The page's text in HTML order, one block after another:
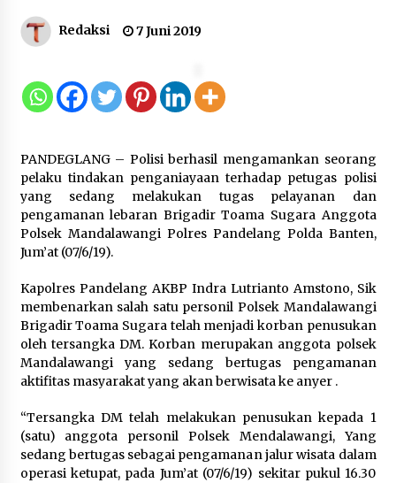
Dorong Angka Partisipasi Sekolah
7 Agustus 2026
Kelompok 83 Laksanakan
Pendampingan Pembuatan Spanduk
Sebagai Upaya Memperkuat
Pemasaran UMKM di Desa Cempaka
6 Agustus 2026
Jaga Kebugaran Petugas, Lapas
Kelas I Tangerang Gelar Cek
Kesehatan Gratis dan Skrining TB
Lanjutan
6 Agustus 2026
Kemenkum Malut Dorong
Perlindungan Hak Cipta Musik di Era
Digital, Sosialisasikan Pencatatan
Gratis dan Penguatan Royalti
Redaksi 7 Juni 2019
PANDEGLANG – Polisi berhasil mengamankan seorang
pelaku tindakan penganiayaan terhadap petugas polisi
yang sedang melakukan tugas pelayanan dan
pengamanan lebaran Brigadir Toama Sugara Anggota
Polsek Mandalawangi Polres Pandelang Polda Banten,
Jum’at (07/6/19).
Kapolres Pandelang AKBP Indra Lutrianto Amstono, Sik
membenarkan salah satu personil Polsek Mandalawangi
Brigadir Toama Sugara telah menjadi korban penusukan
oleh tersangka DM. Korban merupakan anggota polsek
Mandalawangi yang sedang bertugas pengamanan
aktifitas masyarakat yang akan berwisata ke anyer .
“Tersangka DM telah melakukan penusukan kepada 1
(satu) anggota personil Polsek Mendalawangi, Yang
sedang bertugas sebagai pengamanan jalur wisata dalam
operasi ketupat, pada Jum’at (07/6/19) sekitar pukul 16.30